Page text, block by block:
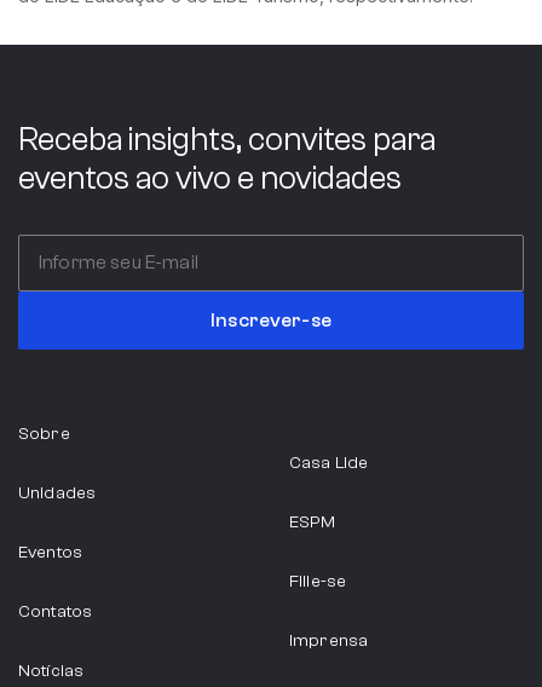
Receba insights, convites para
eventos ao vivo e novidades
Inscrever-se
Sobre
Unidades
Eventos
Contatos
Notícias
Casa Lide
ESPM
Filie-se
Imprensa